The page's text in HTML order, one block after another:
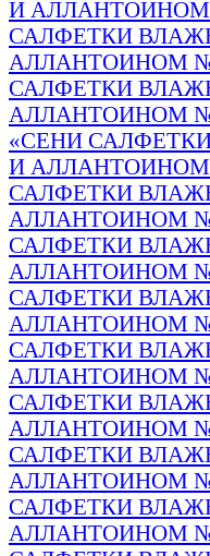
И АЛЛАНТОИНОМ
САЛФЕТКИ
АЛЛАНТОИНОМ
САЛФЕТКИ
АЛЛАНТОИНОМ
«СЕНИ
И АЛЛАНТОИНОМ
САЛФЕТКИ
АЛЛАНТОИНОМ
САЛФЕТКИ
АЛЛАНТОИНОМ
САЛФЕТКИ
АЛЛАНТОИНОМ
САЛФЕТКИ
АЛЛАНТОИНОМ
САЛФЕТКИ
АЛЛАНТОИНОМ
САЛФЕТКИ
АЛЛАНТОИНОМ
САЛФЕТКИ
АЛЛАНТОИНОМ